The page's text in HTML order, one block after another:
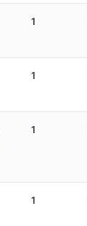
1
1
1
1